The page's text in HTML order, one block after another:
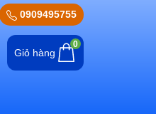
0909495755
Giỏ hàng
0